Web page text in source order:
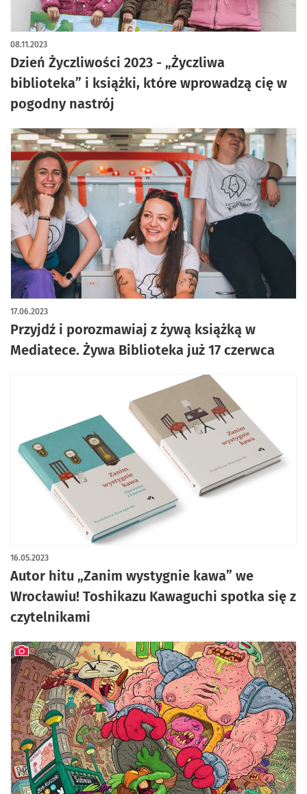
Dzień Życzliwości 2023 - „Życzliwa
biblioteka” i książki, które wprowadzą cię w
pogodny nastrój
08.11.2023
Przyjdź i porozmawiaj z żywą książką w
Mediatece. Żywa Biblioteka już 17 czerwca
17.06.2023
Autor hitu „Zanim wystygnie kawa” we
Wrocławiu! Toshikazu Kawaguchi spotka się z
czytelnikami
16.05.2023